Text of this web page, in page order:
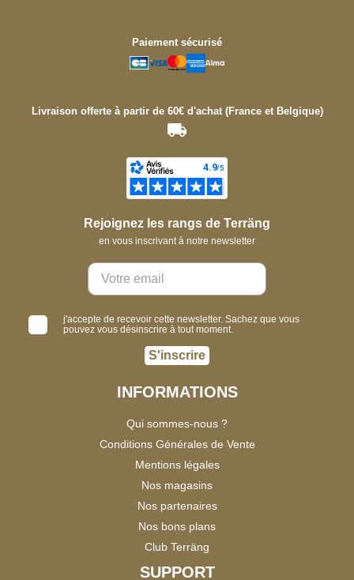
Paiement sécurisé
Livraison offerte à partir de 60€ d'achat (France et Belgique)
Rejoignez les rangs de Terräng
en vous inscrivant à notre newsletter
j'accepte de recevoir cette newsletter. Sachez que vous
pouvez vous désinscrire à tout moment.
S'inscrire
INFORMATIONS
Qui sommes-nous ?
Conditions Générales de Vente
Mentions légales
Nos magasins
Nos partenaires
Nos bons plans
Club Terräng
SUPPORT